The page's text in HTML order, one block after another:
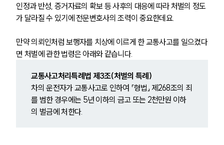
인정과 반성, 증거자료의 확보 등 사후의 대응에 따라 처벌의 정도
가 달라질 수 있기에 전문변호사의 조력이 중요한데요.
만약 의뢰인처럼 보행자를 치상에 이르게 한 교통사고를 일으켰다
면 처벌에 관한 법령은 아래와 같습니다.
교통사고처리특례법 제3조(처벌의 특례)
차의 운전자가 교통사고로 인하여 「형법」 제268조의 죄
를 범한 경우에는 5년 이하의 금고 또는 2천만원 이하
의 벌금에 처한다.